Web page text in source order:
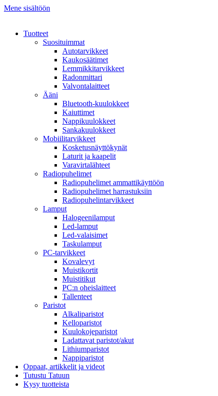
Mene sisältöön
Tuotteet
Suosituimmat
Autotarvikkeet
Kaukosäätimet
Lemmikkitarvikkeet
Radonmittari
Valvontalaitteet
Ääni
Bluetooth-kuulokkeet
Kaiuttimet
Nappikuulokkeet
Sankakuulokkeet
Mobiilitarvikkeet
Kosketusnäyttökynät
Laturit ja kaapelit
Varavirtalähteet
Radiopuhelimet
Radiopuhelimet ammattikäyttöön
Radiopuhelimet harrastuksiin
Radiopuhelintarvikkeet
Lamput
Halogeenilamput
Led-lamput
Led-valaisimet
Taskulamput
PC-tarvikkeet
Kovalevyt
Muistikortit
Muistitikut
PC:n oheislaitteet
Tallenteet
Paristot
Alkaliparistot
Kelloparistot
Kuulokojeparistot
Ladattavat paristot/akut
Lithiumparistot
Nappiparistot
Oppaat, artikkelit ja videot
Tutustu Tatuun
Kysy tuotteista